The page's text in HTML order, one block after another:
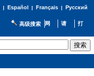
| Español | Français| Русский
高级搜索